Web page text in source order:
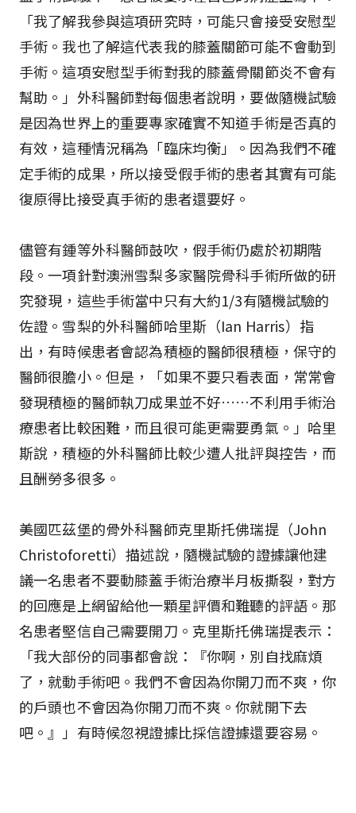
「我了解我參與這項研究時，可能只會接受安慰型
手術。我也了解這代表我的膝蓋關節可能不會動到
手術。這項安慰型手術對我的膝蓋骨關節炎不會有
幫助。」外科醫師對每個患者說明，要做隨機試驗
是因為世界上的重要專家確實不知道手術是否真的
有效，這種情況稱為「臨床均衡」。因為我們不確
定手術的成果，所以接受假手術的患者其實有可能
復原得比接受真手術的患者還要好。
儘管有鍾等外科醫師鼓吹，假手術仍處於初期階
段。一項針對澳洲雪梨多家醫院骨科手術所做的研
究發現，這些手術當中只有大約1/3有隨機試驗的
佐證。雪梨的外科醫師哈里斯（Ian Harris）指
出，有時候患者會認為積極的醫師很積極，保守的
醫師很膽小。但是，「如果不要只看表面，常常會
發現積極的醫師執刀成果並不好……不利用手術治
療患者比較困難，而且很可能更需要勇氣。」哈里
斯說，積極的外科醫師比較少遭人批評與控告，而
且酬勞多很多。
美國匹茲堡的骨外科醫師克里斯托佛瑞提（John
Christoforetti）描述說，隨機試驗的證據讓他建
議一名患者不要動膝蓋手術治療半月板撕裂，對方
的回應是上網留給他一顆星評價和難聽的評語。那
名患者堅信自己需要開刀。克里斯托佛瑞提表示：
「我大部份的同事都會說：『你啊，別自找麻煩
了，就動手術吧。我們不會因為你開刀而不爽，你
的戶頭也不會因為你開刀而不爽。你就開下去
吧。』」有時候忽視證據比採信證據還要容易。